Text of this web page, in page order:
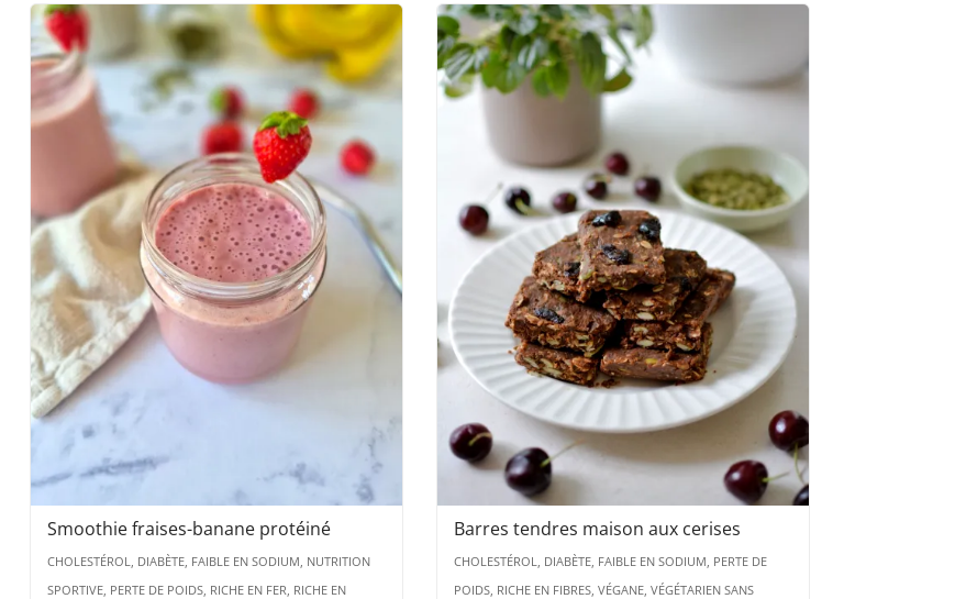
Smoothie fraises-banane protéiné
CHOLESTÉROL, DIABÈTE, FAIBLE EN SODIUM, NUTRITION
SPORTIVE, PERTE DE POIDS, RICHE EN FER, RICHE EN
Barres tendres maison aux cerises
CHOLESTÉROL, DIABÈTE, FAIBLE EN SODIUM, PERTE DE
POIDS, RICHE EN FIBRES, VÉGANE, VÉGÉTARIEN SANS